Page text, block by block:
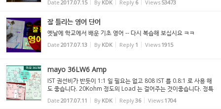
300B Review By: Kevin Fiske | July 2015 Big Es? Yes. It’s Au...
Date 2017.07.15 By KDK Reply 6 Views 53473
잘 틀리는 영어 단어
옛날에 학교에서 배운 기초 영어 -- 다시 복습해 보십시요 ㅋㅋ
Date 2017.07.13 By KDK Reply 1 Views 1915
mayo 36LW6 Amp
IST 권선비가 반듯이 1:1 일 필요는 없고 808 IST 를 0.8:1 로 사용 해
도 좋습니다. 20Kohm 정도의 Load 는 걸어주는 것이좋습니다. 정특
성을 빠듯하게 잡았습니다 삽질과정에서 B전압을 올릴수도 있습니다.
참고로 36LW6 -300B 특성표 올립니다
Date 2017.07.11 By KDK Reply36 Views 1704